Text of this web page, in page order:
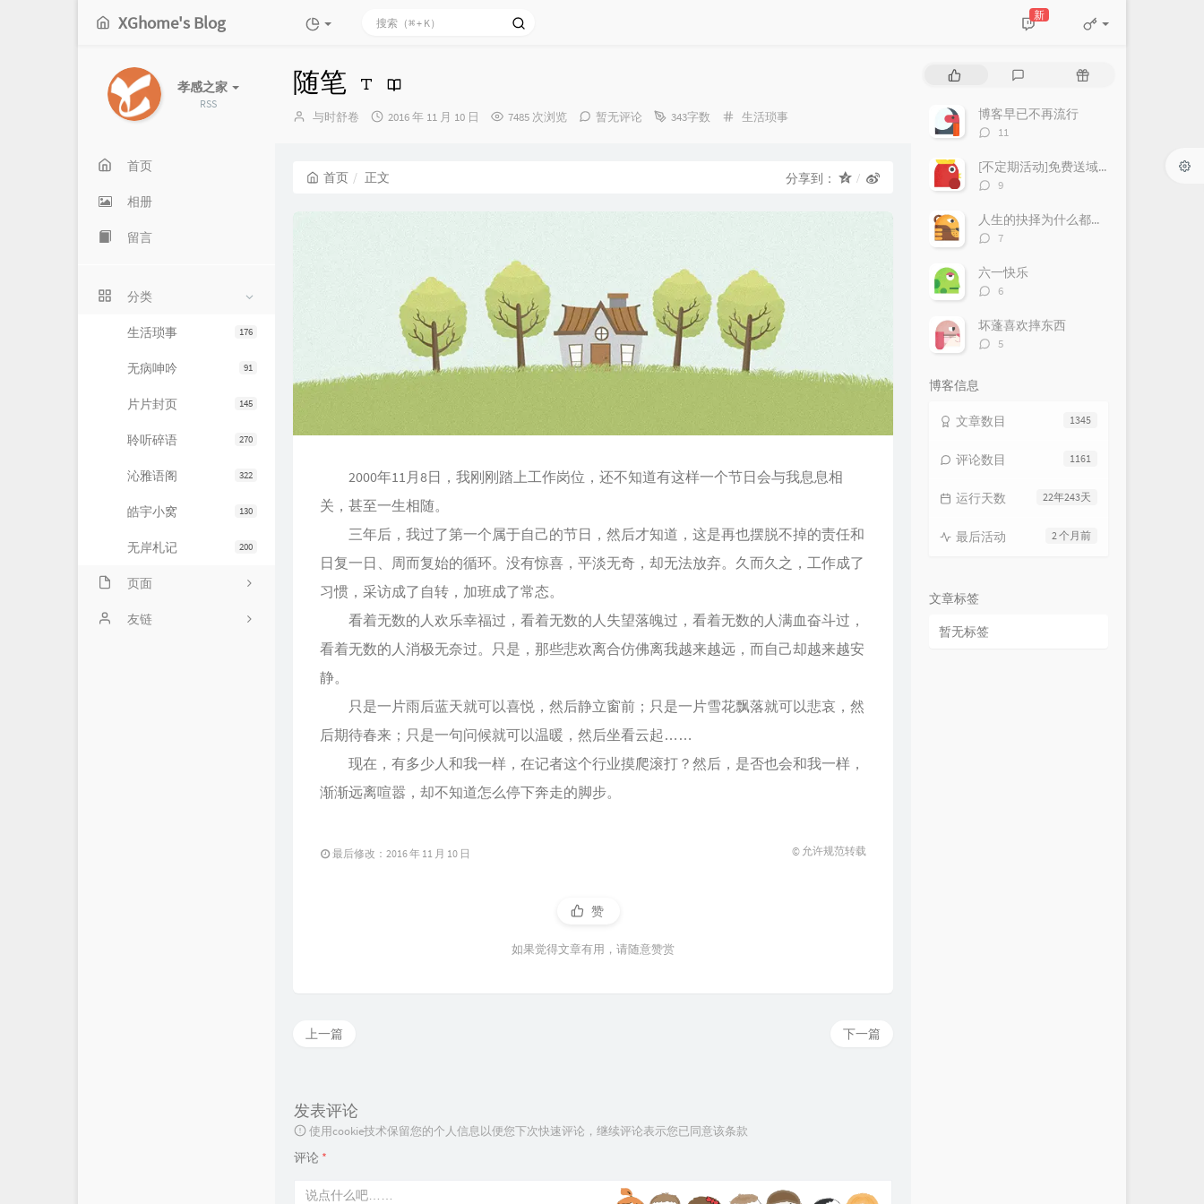
XGhome's Blog 新
孝感之家
RSS
首页
相册
留言
分类
176
生活琐事
91
无病呻吟
145
片片封页
270
聆听碎语
322
沁雅语阁
130
皓宇小窝
200
无岸札记
页面
友情链接
友链
随笔
博
与时舒卷
发
2016 年 11 月 10 日 7485 次浏览 暂无评论 343字数
分
生活琐事
首页 正文 分享到：
2000年11月8日，我刚刚踏上工作岗位，还不知道有这样一个节日会与我息息相
关，甚至一生相随。
三年后，我过了第一个属于自己的节日，然后才知道，这是再也摆脱不掉的责任和
日复一日、周而复始的循环。没有惊喜，平淡无奇，却无法放弃。久而久之，工作成了
习惯，采访成了自转，加班成了常态。
看着无数的人欢乐幸福过，看着无数的人失望落魄过，看着无数的人满血奋斗过，
看着无数的人消极无奈过。只是，那些悲欢离合仿佛离我越来越远，而自己却越来越安
静。
只是一片雨后蓝天就可以喜悦，然后静立窗前；只是一片雪花飘落就可以悲哀，然
后期待春来；只是一句问候就可以温暖，然后坐看云起……
现在，有多少人和我一样，在记者这个行业摸爬滚打？然后，是否也会和我一样，
渐渐远离喧嚣，却不知道怎么停下奔走的脚步。
最后修改：2016 年 11 月 10 日 © 允许规范转载
赞
如果觉得文章有用，请随意赞赏
下一篇
上一篇
发表评论
使用cookie技术保留您的个人信息以便您下次快速评论，继续评论表示您已同意该条款
评论 *
评
随
博客早已不再流行
评
数：
11
[不定期活动]免费送域名或空间
评
数：
9
人生的抉择为什么都这么让人无奈？
评
数：
7
六一快乐
评
数：
6
坏蓬喜欢摔东西
评
5
博客信息
1345
文章数目
1161
评论数目
22年243天
运行天数
2 个月前
最后活动
文章标签
暂无标签